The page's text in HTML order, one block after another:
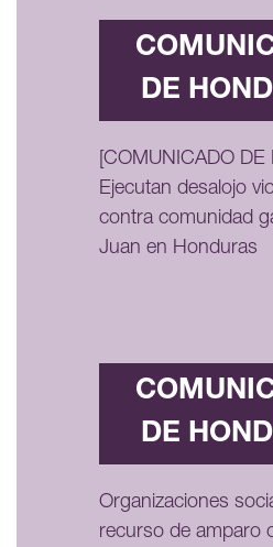
DE
[COMUNICADO DE
Ejecutan desalojo
contra comunidad
Juan en Honduras
DE
Organizaciones
recurso de amparo